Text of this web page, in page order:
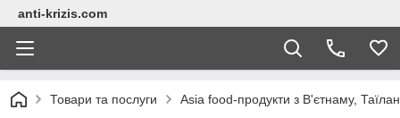
anti-krizis.com
Товари та послуги Asia food-продукти з В'єтнаму,